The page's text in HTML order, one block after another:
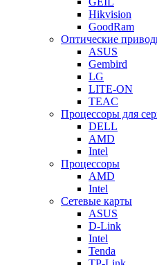
Hikvision
GoodRam
Оптические
ASUS
Gembird
LG
LITE-ON
TEAC
Процессоры для
DELL
AMD
Intel
Процессоры
AMD
Intel
Сетевые карты
ASUS
D-Link
Intel
Tenda